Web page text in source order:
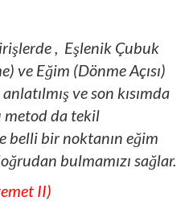
, Eşlenik Çubuk
ve Eğim (Dönme Açısı)
ve son kısımda
metod da tekil
belli bir noktanın eğim
bulmamızı sağlar.
II)